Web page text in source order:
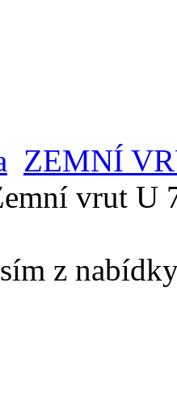
ZEMNÍ
vrut U
z